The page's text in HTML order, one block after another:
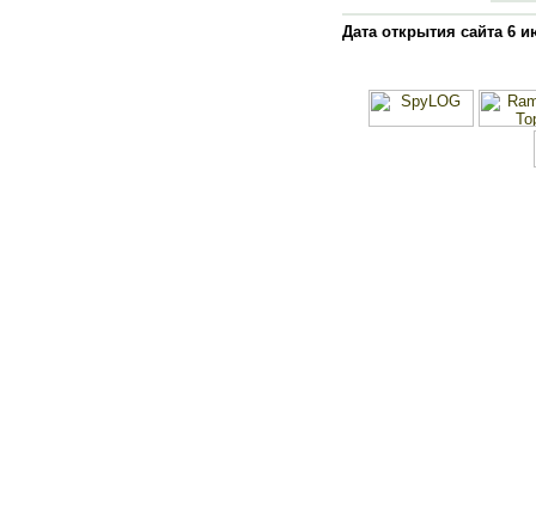
Дата открытия сайта 6